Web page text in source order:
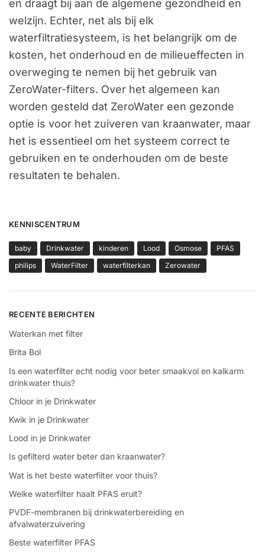
en draagt bij aan de algemene gezondheid en
welzijn. Echter, net als bij elk
waterfiltratiesysteem, is het belangrijk om de
kosten, het onderhoud en de milieueffecten in
overweging te nemen bij het gebruik van
ZeroWater-filters. Over het algemeen kan
worden gesteld dat ZeroWater een gezonde
optie is voor het zuiveren van kraanwater, maar
het is essentieel om het systeem correct te
gebruiken en te onderhouden om de beste
resultaten te behalen.
KENNISCENTRUM
baby Drinkwater kinderen Lood Osmose
PFAS
philips
WaterFilter waterfilterkan Zerowater
RECENTE BERICHTEN
Waterkan met filter
Brita Bol
Is een waterfilter echt nodig voor beter smaakvol en kalkarm
drinkwater thuis?
Chloor in je Drinkwater
Kwik in je Drinkwater
Lood in je Drinkwater
Is gefilterd water beter dan kraanwater?
Wat is het beste waterfilter voor thuis?
Welke waterfilter haalt PFAS eruit?
PVDF-membranen bij drinkwaterbereiding en
afvalwaterzuivering
Beste waterfilter PFAS